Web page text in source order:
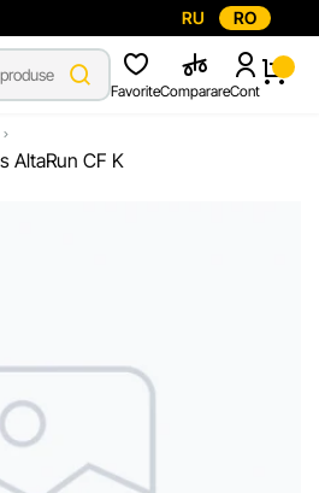
RU RO
FavoriteComparareCont
AltaRun CF K